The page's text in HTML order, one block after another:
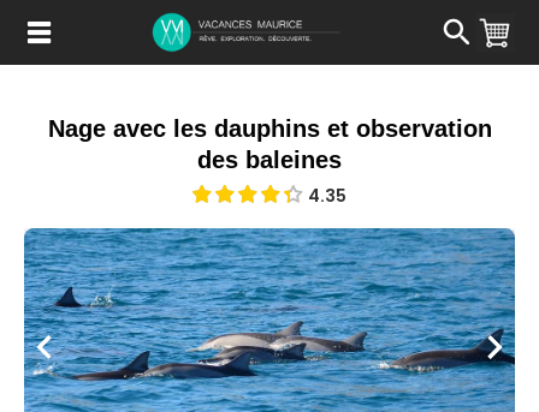
Contenu
Nage avec les dauphins et observation
des baleines
4.35